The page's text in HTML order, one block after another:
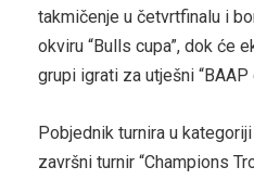
takmičenje u četvrtfinalu i
okviru “Bulls cupa”, dok će
grupi igrati za utješni “BAAP
Pobjednik turnira u
završni turnir “Champions